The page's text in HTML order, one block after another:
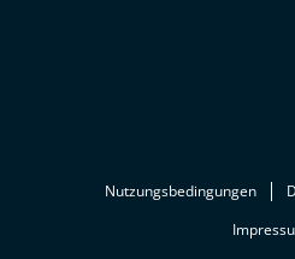
Nutzungsbedingungen